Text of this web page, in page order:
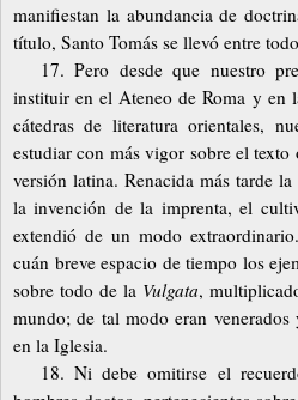
manifiestan la abundancia de
título, Santo Tomás se llevó entre
17. Pero desde que nuestro
instituir en el Ateneo de Roma y en
cátedras de literatura orientales,
estudiar con más vigor sobre el
versión latina. Renacida más tarde
la invención de la imprenta, el
extendió de un modo
cuán breve espacio de tiempo los
sobre todo de la Vulgata,
mundo; de tal modo eran
en la Iglesia.
18. Ni debe omitirse el